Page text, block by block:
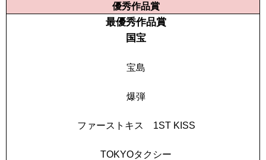
優秀作品賞
最優秀作品賞
国宝
宝島
爆弾
ファーストキス 1ST KISS
TOKYOタクシー